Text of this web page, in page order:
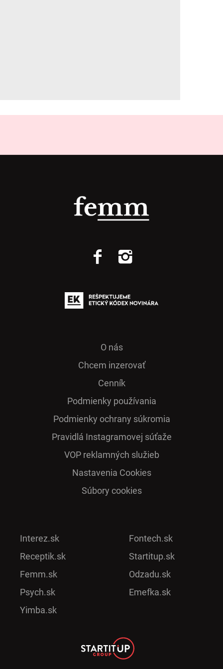
O nás
Chcem inzerovať
Cenník
Podmienky používania
Podmienky ochrany súkromia
Pra­vidlá Ins­ta­gra­mo­vej sú­ťaže
VOP reklamných služieb
Nastavenia Cookies
Súbory cookies
Interez.sk
Receptik.sk
Femm.sk
Psych.sk
Yimba.sk
Fontech.sk
Startitup.sk
Odzadu.sk
Emefka.sk